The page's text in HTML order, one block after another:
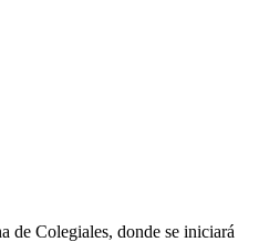
de Colegiales, donde se iniciará